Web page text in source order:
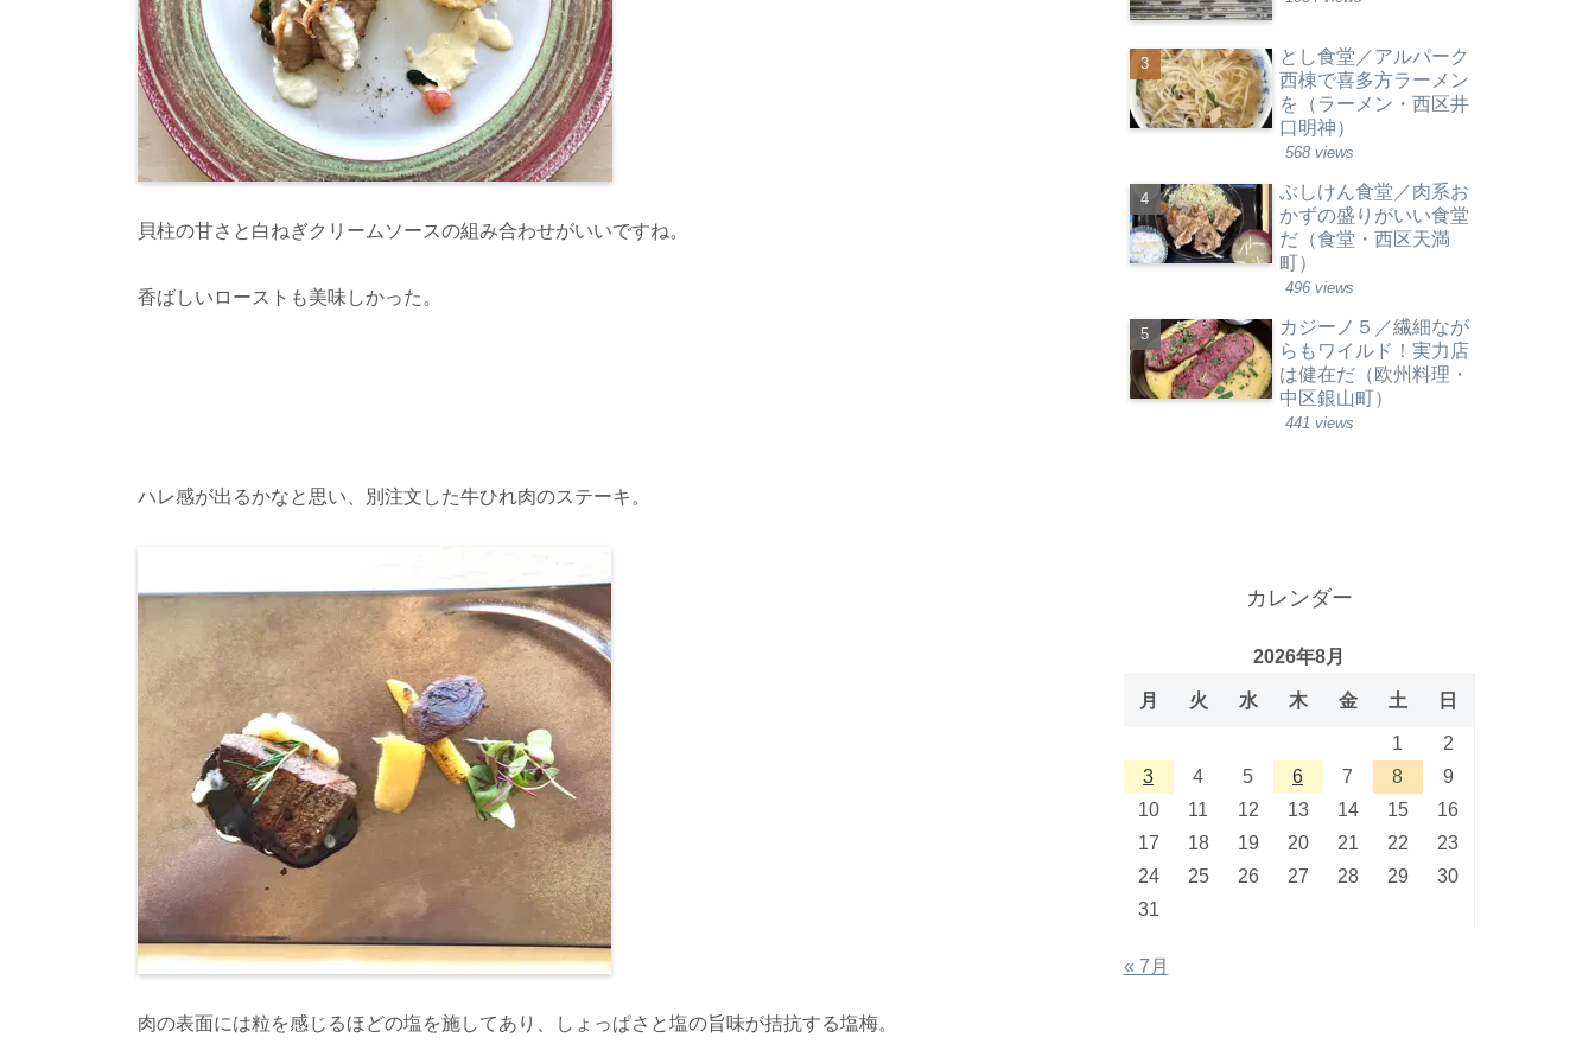
貝柱の甘さと白ねぎクリームソースの組み合わせがいいですね。
香ばしいローストも美味しかった。
ハレ感が出るかなと思い、別注文した牛ひれ肉のステーキ。
肉の表面には粒を感じるほどの塩を施してあり、しょっぱさと塩の旨味が拮抗する塩梅。
とし食堂／アルパーク
西棟で喜多方ラーメン
を（ラーメン・西区井
口明神）
568 views
ぶしけん食堂／肉系お
かずの盛りがいい食堂
だ（食堂・西区天満
町）
496 views
カジーノ５／繊細なが
らもワイルド！実力店
は健在だ（欧州料理・
中区銀山町）
441 views
カレンダー
2026年8月
月 火 水 木 金 土 日
1
2
3
4 5 6 7 8
9
10
11 12 13 14 15
16
17
18 19 20 21 22
23
24
25 26 27 28 29
30
31
« 7月